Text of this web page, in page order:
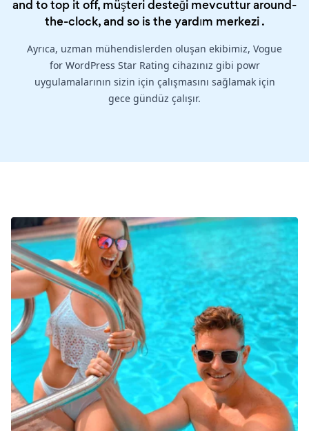
and to top it off, müşteri desteği mevcuttur around-
the-clock, and so is theyardım merkezi.
Ayrıca, uzman mühendislerden oluşan ekibimiz, Vogue
for WordPress Star Rating cihazınız gibi powr
uygulamalarının sizin için çalışmasını sağlamak için
gece gündüz çalışır.